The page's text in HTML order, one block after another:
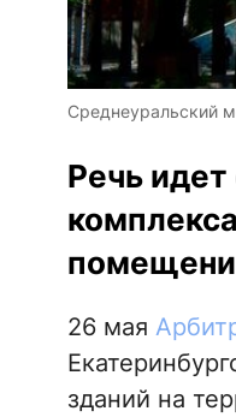
Среднеуральский
Речь
26 мая
зданий на